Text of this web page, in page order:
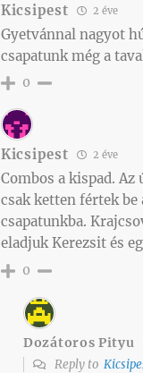
Kicsipest 2 éve
Gyetvánnal nagyot
csapatunk még a
0
Kicsipest 2 éve
Combos a kispad.
csak ketten fértek be
csapatunkba.
eladjuk Kerezsit és
0
Dozátoros Pityu
Reply to